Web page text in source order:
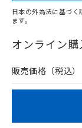
在庫等で未対
問い合わせくだ
日本の外為法に基づく
ます。
オンライン購
販売価格（税込）